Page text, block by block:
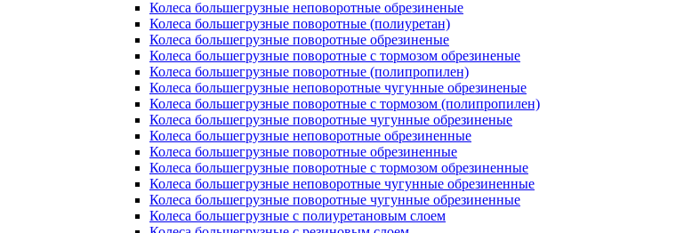
Колеса большегрузные неповоротные обрезиненые
Колеса большегрузные поворотные (полиуретан)
Колеса большегрузные поворотные обрезиненые
Колеса большегрузные поворотные с тормозом обрезиненые
Колеса большегрузные поворотные (полипропилен)
Колеса большегрузные неповоротные чугунные обрезиненые
Колеса большегрузные поворотные с тормозом (полипропилен)
Колеса большегрузные поворотные чугунные обрезиненые
Колеса большегрузные неповоротные обрезиненные
Колеса большегрузные поворотные обрезиненные
Колеса большегрузные поворотные с тормозом обрезиненные
Колеса большегрузные неповоротные чугунные обрезиненные
Колеса большегрузные поворотные чугунные обрезиненные
Колеса большегрузные с полиуретановым слоем